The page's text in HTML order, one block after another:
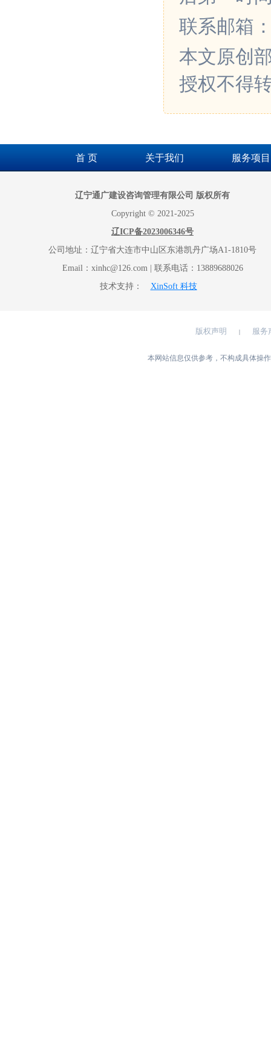
联系邮箱
本文原创
授权不得
首 页 关于我们 服务项目
辽宁通广建设咨询管理有限公司 版权所有
Copyright © 2021-2025
辽ICP备2023006346号
公司地址：辽宁省大连市中山区东港凯丹广场A1-1810号
Email：xinhc@126.com | 联系电话：13889688026
技术支持：
XinSoft 科技
版权声明 | 服务
本网站信息仅供参考，不构成具体操